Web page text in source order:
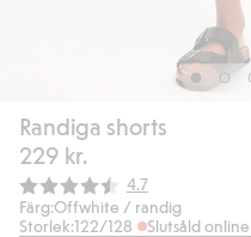
Randiga shorts
229 kr.
Snittbetyg:
4.7
Färg:Offwhite / randig
Storlek:122/128 Slutsåld online